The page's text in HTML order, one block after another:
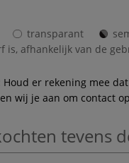
transparant
is, afhankelijk van de
Houd er rekening mee
wij je aan om contact
tevens